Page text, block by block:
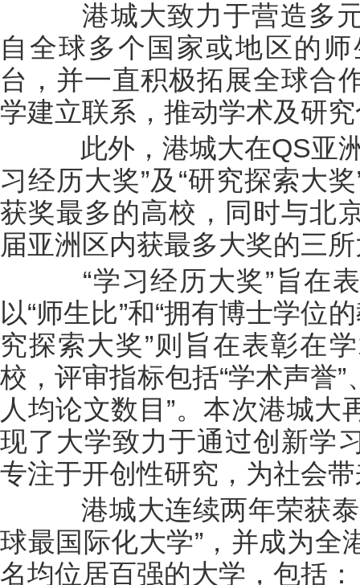
港城大致力于营造多元
自全球多个国家或地区的
台，并一直积极拓展全球合
学建立联系，推动学术及研
此外，港城大在QS亚洲
习经历大奖”及“研究探索大
获奖最多的高校，同时与北
届亚洲区内获最多大奖的三
“学习经历大奖”旨在表
以“师生比”和“拥有博士学位
究探索大奖”则旨在表彰在
校，评审指标包括“学术声誉”
人均论文数目”。本次港城
现了大学致力于通过创新学
专注于开创性研究，为社会
港城大连续两年荣获泰
球最国际化大学”，并成为全
名均位居百强的大学，包括：